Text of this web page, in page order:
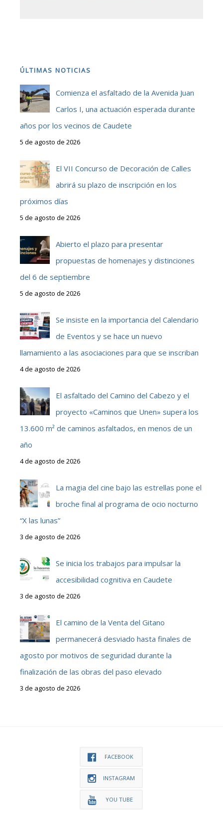
ÚLTIMAS NOTICIAS
Comienza el asfaltado de la Avenida Juan
Carlos I, una actuación esperada durante
años por los vecinos de Caudete
5 de agosto de 2026
El VII Concurso de Decoración de Calles
abrirá su plazo de inscripción en los
próximos días
5 de agosto de 2026
Abierto el plazo para presentar
propuestas de homenajes y distinciones
del 6 de septiembre
5 de agosto de 2026
Se insiste en la importancia del Calendario
de Eventos y se hace un nuevo
llamamiento a las asociaciones para que se inscriban
4 de agosto de 2026
El asfaltado del Camino del Cabezo y el
proyecto «Caminos que Unen» supera los
13.600 m² de caminos asfaltados, en menos de un
año
4 de agosto de 2026
La magia del cine bajo las estrellas pone el
broche final al programa de ocio nocturno
“X las lunas”
3 de agosto de 2026
Se inicia los trabajos para impulsar la
accesibilidad cognitiva en Caudete
3 de agosto de 2026
El camino de la Venta del Gitano
permanecerá desviado hasta finales de
agosto por motivos de seguridad durante la
finalización de las obras del paso elevado
3 de agosto de 2026
FACEBOOK
INSTAGRAM
YOU TUBE